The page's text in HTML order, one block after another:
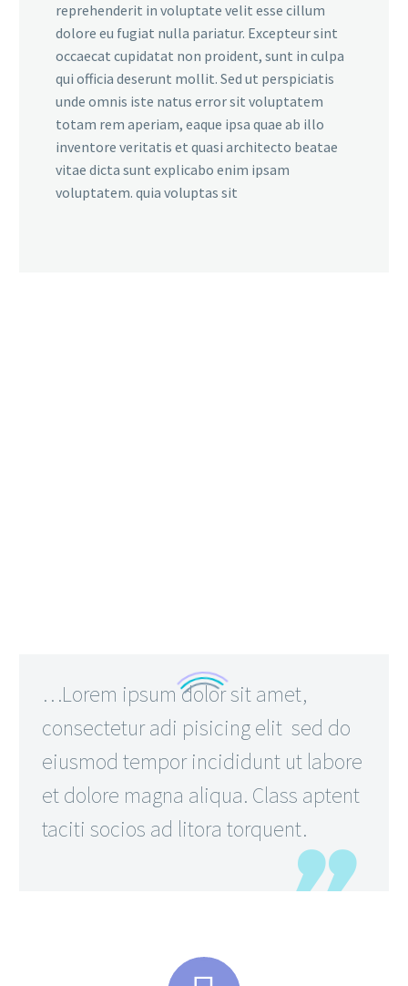
reprehenderit in voluptate velit esse cillum
dolore eu fugiat nulla pariatur. Excepteur sint
occaecat cupidatat non proident, sunt in culpa
qui officia deserunt mollit. Sed ut perspiciatis
unde omnis iste natus error sit voluptatem
totam rem aperiam, eaque ipsa quae ab illo
inventore veritatis et quasi architecto beatae
vitae dicta sunt explicabo enim ipsam
voluptatem. quia voluptas sit
…Lorem ipsum dolor sit amet,
consectetur adi pisicing elit sed do
eiusmod tempor incididunt ut labore
et dolore magna aliqua. Class aptent
taciti socios ad litora torquent.